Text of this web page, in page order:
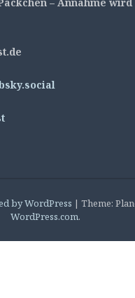
– Annahme wird
by WordPress | Theme:
WordPress.com.